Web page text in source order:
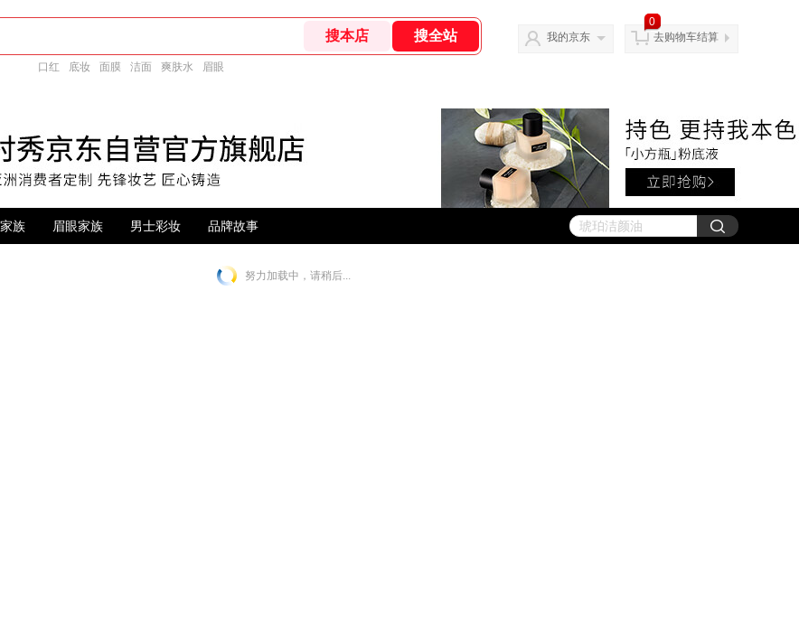
口红 底妆 面膜 洁面 爽肤水 眉眼
我的京东
0
去购物车结算
族 眉眼家族 男士彩妆 品牌故事
努力加载中，请稍后...